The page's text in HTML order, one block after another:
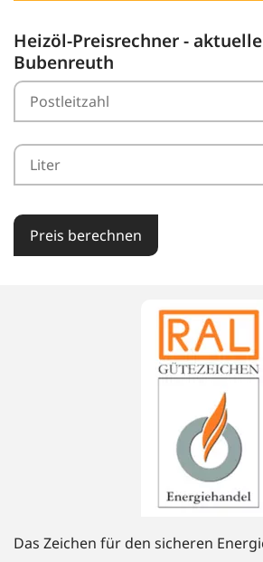
Heizöl-Preisrechner -
Bubenreuth
Preis berechnen
Das Zeichen für den sicheren